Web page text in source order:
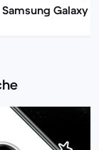
Samsung Galaxy